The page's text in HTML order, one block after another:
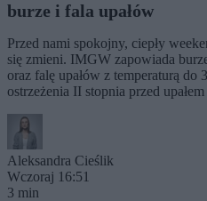
burze i fala upałów
Przed nami spokojny, ciepły
się zmieni. IMGW zapowiada
oraz falę upałów z temperaturą do
ostrzeżenia II stopnia przed
Aleksandra Cieślik
Wczoraj 16:51
3 min